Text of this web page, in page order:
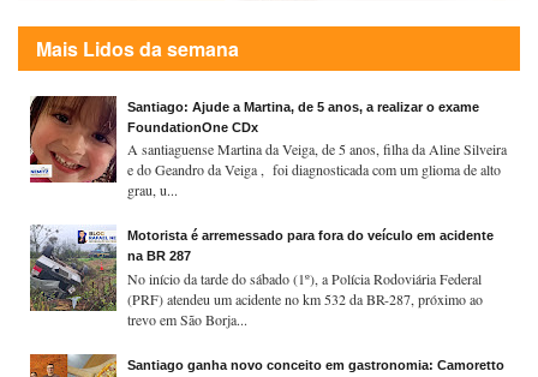
Mais Lidos da semana
Santiago: Ajude a Martina, de 5 anos, a realizar o exame
FoundationOne CDx
A santiaguense Martina da Veiga, de 5 anos, filha da Aline Silveira
e do Geandro da Veiga , foi diagnosticada com um glioma de alto
grau, u...
Motorista é arremessado para fora do veículo em acidente
na BR 287
No início da tarde do sábado (1º), a Polícia Rodoviária Federal
(PRF) atendeu um acidente no km 532 da BR-287, próximo ao
trevo em São Borja...
Santiago ganha novo conceito em gastronomia: Camoretto